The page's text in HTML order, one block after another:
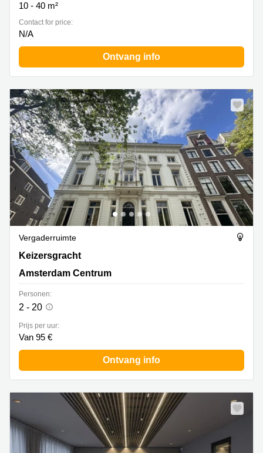
10 - 40 m²
Contact for price:
N/A
Ontvang info
Vergaderruimte
Keizersgracht 452, Amsterdam Centrum
Keizersgracht
Amsterdam Centrum
Personen:
2 - 20
Prijs per uur:
Van 95 €
Ontvang info